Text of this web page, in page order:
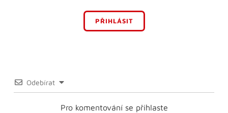
PŘIHLÁSIT
Odebírat
Pro komentování se přihlaste